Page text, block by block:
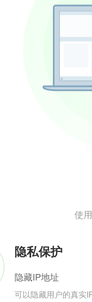
使
隐私保护
隐藏IP地址
可以隐藏用户的真实